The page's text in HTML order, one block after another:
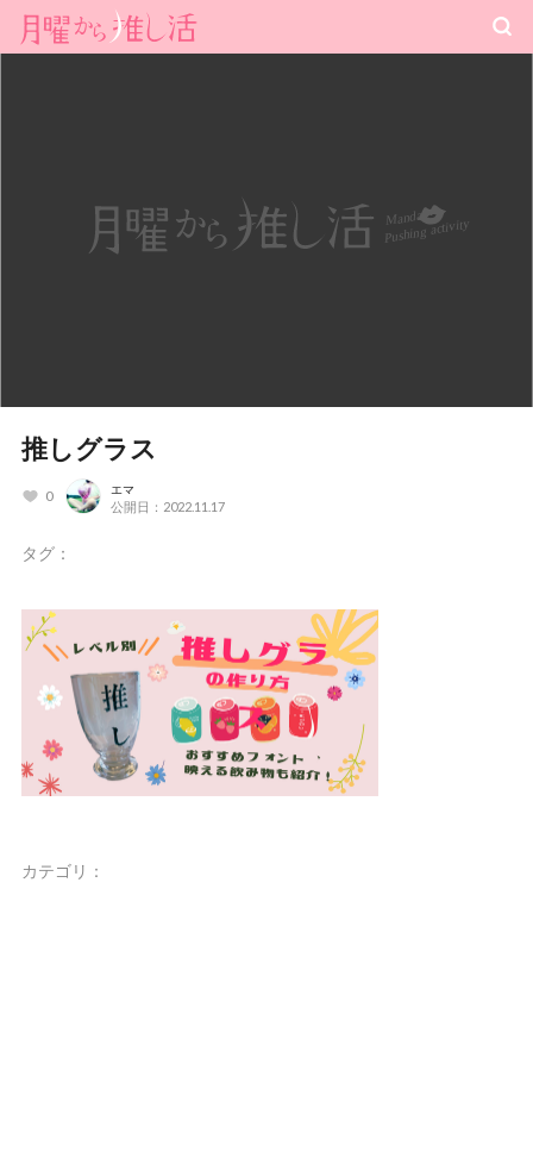
推しグラス
0 エマ
公開日：2022.11.17
タグ：
カテゴリ：